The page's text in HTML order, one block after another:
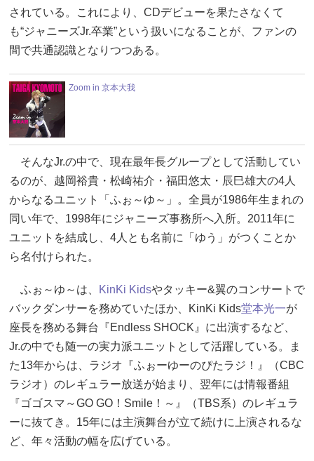
されている。これにより、CDデビューを果たさなくて
も“ジャニーズJr.卒業”という扱いになることが、ファンの
間で共通認識となりつつある。
Zoom in 京本大我
そんなJr.の中で、現在最年長グループとして活動してい
るのが、越岡裕貴・松崎祐介・福田悠太・辰巳雄大の4人
からなるユニット「ふぉ～ゆ～」。全員が1986年生まれの
同い年で、1998年にジャニーズ事務所へ入所。2011年に
ユニットを結成し、4人とも名前に「ゆう」がつくことか
ら名付けられた。
ふぉ～ゆ～は、 KinKi Kidsやタッキー&翼のコンサートで
バックダンサーを務めていたほか、KinKi Kids堂本光一が
座長を務める舞台『Endless SHOCK』に出演するなど、
Jr.の中でも随一の実力派ユニットとして活躍している。ま
た13年からは、ラジオ『ふぉーゆーのぴたラジ！』（CBC
ラジオ）のレギュラー放送が始まり、翌年には情報番組
『ゴゴスマ～GO GO！Smile！～』（TBS系）のレギュラ
ーに抜てき。15年には主演舞台が立て続けに上演されるな
ど、年々活動の幅を広げている。